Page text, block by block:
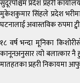
सुदूरपश्चिम प्रदेश प्रहरी
मुकेशकुमार सिंहले प्रदेश
घटनालाई अवास्तविक रुपमा
१८ वर्ष भन्दा मूनिका
कानूनअनुसार त्यो बलात्कार नै
मातहतका प्रहरी निकायमा